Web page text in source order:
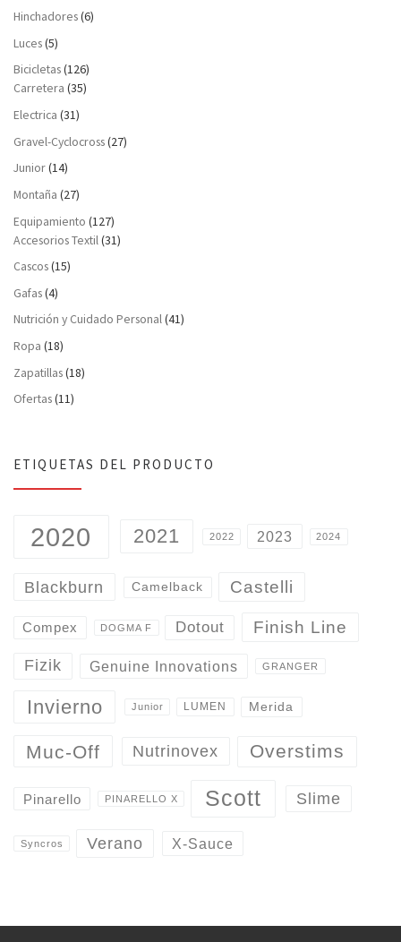
Hinchadores(6)
Luces(5)
Bicicletas(126)
Carretera (35)
Electrica (31)
Gravel-Cyclocross(27)
Junior(14)
Montaña (27)
Equipamiento (127)
Accesorios Textil (31)
Cascos(15)
Gafas(4)
Nutrición y Cuidado Personal(41)
Ropa (18)
Zapatillas(18)
Ofertas(11)
ETIQUETAS DEL PRODUCTO
2020 2021 2022 2023 2024
Blackburn Camelback Castelli
Compex DOGMA F Dotout Finish Line
Fizik Genuine Innovations GRANGER
Invierno Junior LUMEN Merida
Muc-Off Nutrinovex Overstims
Pinarello PINARELLO X Scott Slime
Syncros Verano X-Sauce